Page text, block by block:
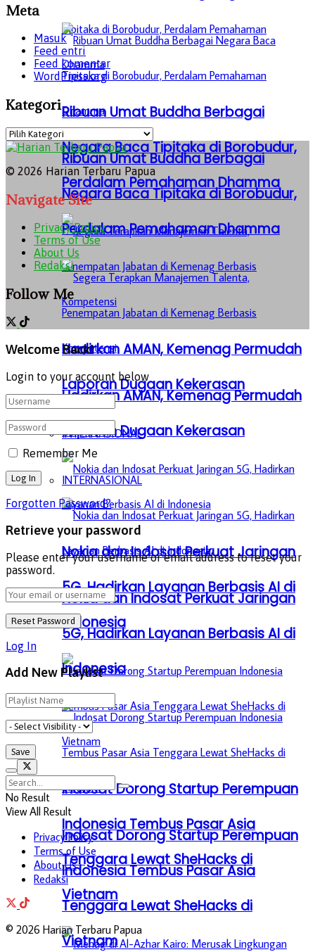
Ribuan Umat Buddha Berbagai
Negara Baca Tipitaka di Borobudur,
Perdalam Pemahaman Dhamma
Hadirkan AMAN, Kemenag Permudah
Laporan Dugaan Kekerasan
INTERNASIONAL
Nokia dan Indosat Perkuat Jaringan
5G, Hadirkan Layanan Berbasis AI di
Indonesia
Indosat Dorong Startup Perempuan
Indonesia Tembus Pasar Asia
Tenggara Lewat SheHacks di
Vietnam
Ribuan Umat Buddha Berbagai
Negara Baca Tipitaka di Borobudur,
Perdalam Pemahaman Dhamma
Hadirkan AMAN, Kemenag Permudah
Laporan Dugaan Kekerasan
INTERNASIONAL
Nokia dan Indosat Perkuat Jaringan
5G, Hadirkan Layanan Berbasis AI di
Indonesia
Indosat Dorong Startup Perempuan
Indonesia Tembus Pasar Asia
Tenggara Lewat SheHacks di
Vietnam
Meta
Masuk
Feed entri
Feed komentar
WordPress.org
Kategori
Kategori
© 2026 Harian Terbaru Papua
Navigate Site
Privacy Policy
Terms of Use
About Us
Redaksi
Follow Me
Welcome Back!
Login to your account below
Remember Me
Forgotten Password?
Retrieve your password
Please enter your username or email address to reset your
password.
Log In
Add New Playlist
No Result
View All Result
Privacy Policy
Terms of Use
About Us
Redaksi
© 2026 Harian Terbaru Papua